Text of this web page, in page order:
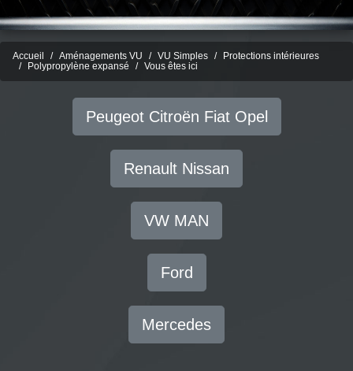
Accueil Aménagements VU VU Simples
Protections intérieures
Polypropylène expansé
Vous êtes ici
Peugeot Citroën Fiat Opel
Renault Nissan
VW MAN
Ford
Mercedes